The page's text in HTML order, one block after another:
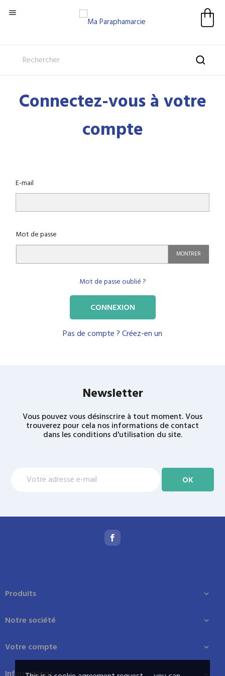

Connectez-vous à votre
compte
E-mail
Mot de passe
MONTRER
Mot de passe oublié ?
CONNEXION
Pas de compte ? Créez-en un
Newsletter
Vous pouvez vous désinscrire à tout moment. Vous
trouverez pour cela nos informations de contact
dans les conditions d'utilisation du site.
Produits 
Notre société 
Votre compte 